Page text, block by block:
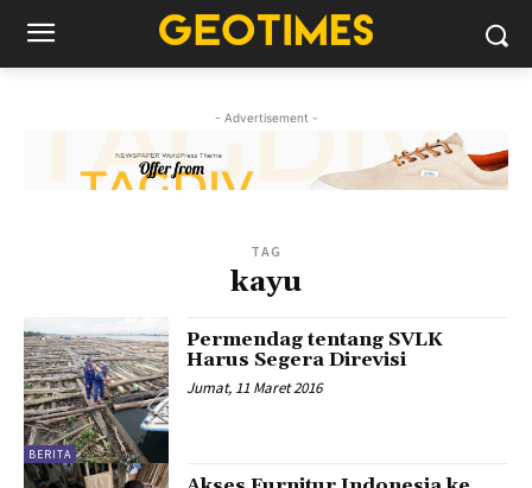
- Advertisement -
TAG
kayu
BERITA
Permendag tentang SVLK
Harus Segera Direvisi
Jumat, 11 Maret 2016